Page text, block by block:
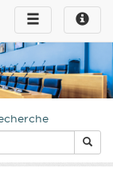
Toggle
infos
Toggle
navigation